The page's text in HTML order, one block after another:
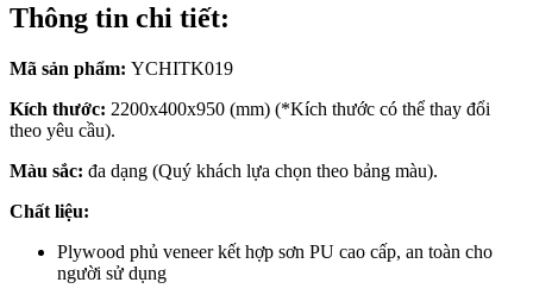
Thông tin chi tiết:
Mã sản phẩm: YCHITK019
Kích thước: 2200x400x950 (mm) (*Kích thước có thể thay đổi
theo yêu cầu).
Màu sắc: đa dạng (Quý khách lựa chọn theo bảng màu).
Chất liệu:
Plywood phủ veneer kết hợp sơn PU cao cấp, an toàn cho
người sử dụng